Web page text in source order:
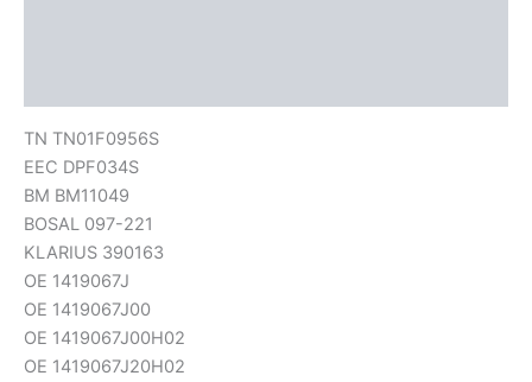
TN TN01F0956S
EEC DPF034S
BM BM11049
BOSAL 097-221
KLARIUS 390163
OE 1419067J
OE 1419067J00
OE 1419067J00H02
OE 1419067J20H02